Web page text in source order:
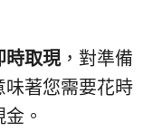
時取現，對準備
著您需要花時
。